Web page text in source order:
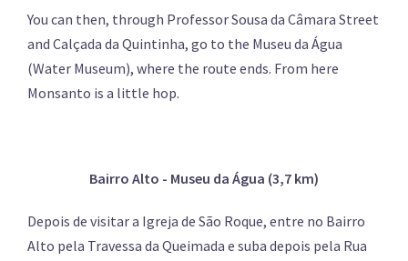
You can then, through Professor Sousa da Câmara Street
and Calçada da Quintinha, go to the Museu da Água
(Water Museum), where the route ends. From here
Monsanto is a little hop.
Bairro Alto - Museu da Água (3,7 km)
Depois de visitar a Igreja de São Roque, entre no Bairro
Alto pela Travessa da Queimada e suba depois pela Rua